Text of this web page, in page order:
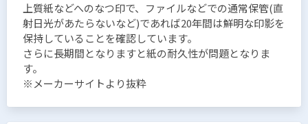
上質紙などへのなつ印で、ファイルなどでの通常保管(直
射日光があたらないなど)であれば20年間は鮮明な印影を
保持していることを確認しています。
さらに長期間となりますと紙の耐久性が問題となりま
す。
※メーカーサイトより抜粋